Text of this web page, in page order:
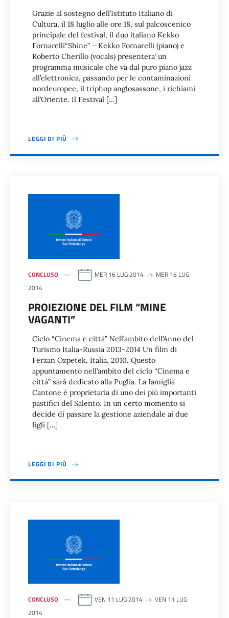
Grazie al sostegno dell’Istituto Italiano di
Cultura, il 18 luglio alle ore 18, sul palcoscenico
principale del festival, il duo italiano Kekko
Fornarelli“Shine” – Kekko Fornarelli (piano) e
Roberto Cherillo (vocals) presentera’ un
programma musicale che va dal puro piano jazz
all’elettronica, passando per le contaminazioni
nordeuropee, il triphop anglosassone, i richiami
all’Oriente. Il Festival […]
LEGGI DI PIÙ
CONCLUSO MER 16 LUG 2014
MER 16 LUG
2014
PROIEZIONE DEL FILM “MINE
VAGANTI”
Ciclo “Cinema e città” Nell’ambito dell’Anno del
Turismo Italia-Russia 2013-2014 Un film di
Ferzan Ozpetek, Italia, 2010. Questo
appuntamento nell’ambito del ciclo “Cinema e
città” sarà dedicato alla Puglia. La famiglia
Cantone è proprietaria di uno dei più importanti
pastifici del Salento. In un certo momento si
decide di passare la gestione aziendale ai due
figli […]
LEGGI DI PIÙ
CONCLUSO VEN 11 LUG 2014
VEN 11 LUG
2014